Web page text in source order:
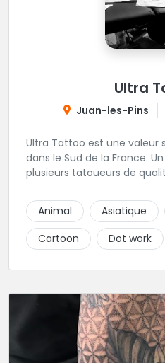
Ultra
Juan-les-Pins
Ultra Tattoo est une valeur
dans le Sud de la France.
plusieurs tatoueurs de
Animal Asiatique
Cartoon
Dot work